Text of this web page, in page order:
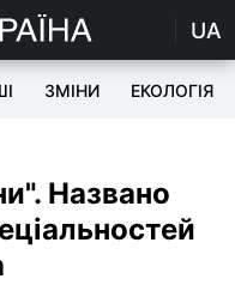
UA
ЗМІНИ ЕКОЛОГІЯ
Названо